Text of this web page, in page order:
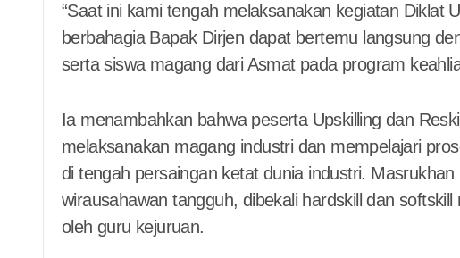
“Saat ini kami tengah melaksanakan kegiatan Diklat
berbahagia Bapak Dirjen dapat bertemu langsung
serta siswa magang dari Asmat pada program
Ia menambahkan bahwa peserta Upskilling dan
melaksanakan magang industri dan mempelajari
di tengah persaingan ketat dunia industri.
wirausahawan tangguh, dibekali hardskill dan
oleh guru kejuruan.